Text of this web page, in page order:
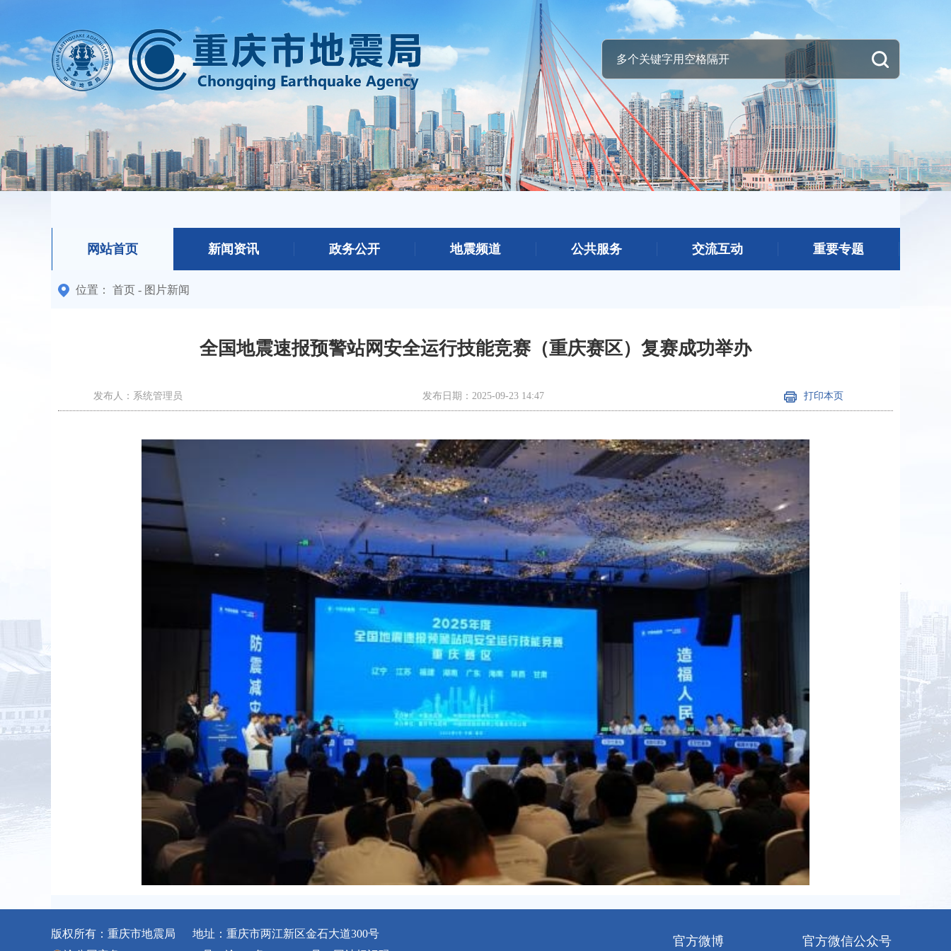
网站首页 新闻资讯 政务公开 地震频道 公共服务 交流互动 重要专题
位置： 首页 - 图片新闻
全国地震速报预警站网安全运行技能竞赛（重庆赛区）复赛成功举办
发布人：系统管理员 发布日期：2025-09-23 14:47 打印本页
版权所有：重庆市地震局 地址：重庆市两江新区金石大道300号
官方微博 官方微信公众号